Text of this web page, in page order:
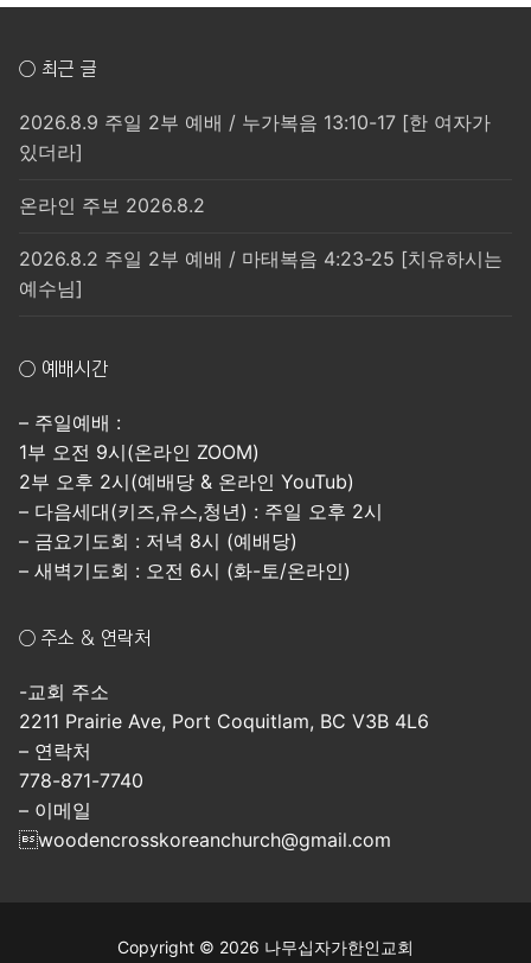
○ 최근 글
2026.8.9 주일 2부 예배 / 누가복음 13:10-17 [한 여자가
있더라]
온라인 주보 2026.8.2
2026.8.2 주일 2부 예배 / 마태복음 4:23-25 [치유하시는
예수님]
○ 예배시간
– 주일예배 :
1부 오전 9시(온라인 ZOOM)
2부 오후 2시(예배당 & 온라인 YouTub)
– 다음세대(키즈,유스,청년) : 주일 오후 2시
– 금요기도회 : 저녁 8시 (예배당)
– 새벽기도회 : 오전 6시 (화-토/온라인)
○ 주소 & 연락처
-교회 주소
2211 Prairie Ave, Port Coquitlam, BC V3B 4L6
– 연락처
778-871-7740
– 이메일
woodencrosskoreanchurch@gmail.com
Copyright © 2026 나무십자가한인교회